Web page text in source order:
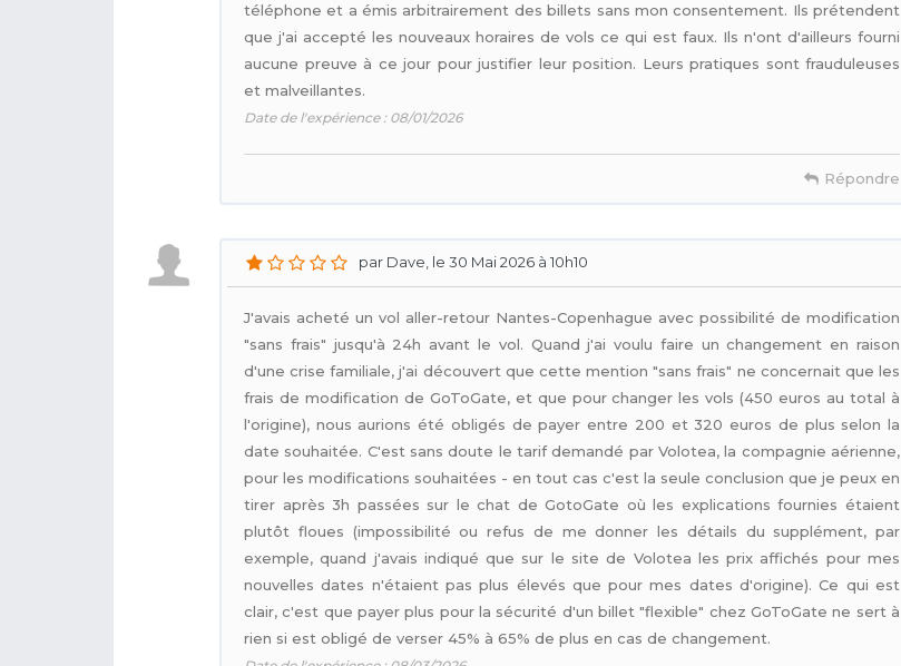
téléphone et a émis arbitrairement des billets sans mon consentement. Ils prétendent
que j'ai accepté les nouveaux horaires de vols ce qui est faux. Ils n'ont d'ailleurs fourni
aucune preuve à ce jour pour justifier leur position. Leurs pratiques sont frauduleuses
et malveillantes.
Date de l'expérience : 08/01/2026
Répondre
par Dave, le 30 Mai 2026 à 10h10
J'avais acheté un vol aller-retour Nantes-Copenhague avec possibilité de modification
"sans frais" jusqu'à 24h avant le vol. Quand j'ai voulu faire un changement en raison
d'une crise familiale, j'ai découvert que cette mention "sans frais" ne concernait que les
frais de modification de GoToGate, et que pour changer les vols (450 euros au total à
l'origine), nous aurions été obligés de payer entre 200 et 320 euros de plus selon la
date souhaitée. C'est sans doute le tarif demandé par Volotea, la compagnie aérienne,
pour les modifications souhaitées - en tout cas c'est la seule conclusion que je peux en
tirer après 3h passées sur le chat de GotoGate où les explications fournies étaient
plutôt floues (impossibilité ou refus de me donner les détails du supplément, par
exemple, quand j'avais indiqué que sur le site de Volotea les prix affichés pour mes
nouvelles dates n'étaient pas plus élevés que pour mes dates d'origine). Ce qui est
clair, c'est que payer plus pour la sécurité d'un billet "flexible" chez GoToGate ne sert à
rien si est obligé de verser 45% à 65% de plus en cas de changement.